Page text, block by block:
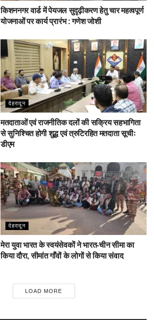
किशननगर वार्ड में पेयजल सुदृढ़ीकरण हेतु चार महत्वपूर्ण
योजनाओं पर कार्य प्रारंभ : गणेश जोशी
देहरादून
मतदाताओं एवं राजनीतिक दलों की सक्रिय सहभागिता
से सुनिश्चित होगी शुद्ध एवं त्रुटिरहित मतदाता सूचीः
डीएम
देहरादून
मेरा युवा भारत के स्वयंसेवकों ने भारत-चीन सीमा का
किया दौरा, सीमांत गाँवों के लोगों से किया संवाद
LOAD MORE